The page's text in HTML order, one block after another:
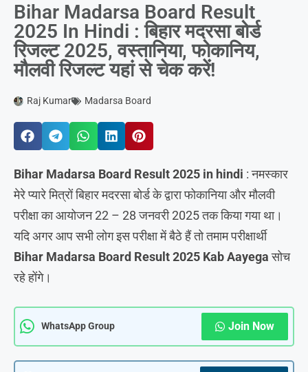
Bihar Madarsa Board Result
2025 In Hindi : बिहार मदरसा बोर्ड
रिजल्ट 2025, वस्तानिया, फोकानिय,
मौलवी रिजल्ट यहां से चेक करें!
Raj Kumar Madarsa Board
Bihar Madarsa Board Result 2025 in hindi : नमस्कार
मेरे प्यारे मित्रों बिहार मदरसा बोर्ड के द्वारा फोकानिया और मौलवी
परीक्षा का आयोजन 22 – 28 जनवरी 2025 तक किया गया था।
यदि अगर आप सभी लोग इस परीक्षा में बैठे हैं तो तमाम परीक्षार्थी
Bihar Madarsa Board Result 2025 Kab Aayegaसोच
रहे होंगे।
WhatsApp Group Join Now